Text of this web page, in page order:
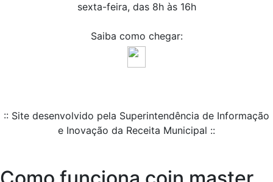
sexta-feira, das 8h às 16h
Saiba como chegar:
:: Site desenvolvido pela Superintendência de Informação
e Inovação da Receita Municipal ::